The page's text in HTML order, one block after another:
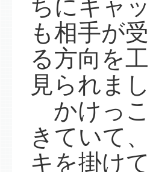
ちにキャ
も相手が
る方向を
見られまし
かけっこ
きていて
キを掛け